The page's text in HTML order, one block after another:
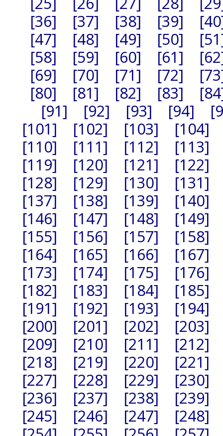
[36]
[37] [38] [39]
[47]
[48] [49] [50]
[58]
[59] [60] [61]
[69]
[70] [71] [72]
[80]
[81] [82] [83]
[91]
[92] [93] [94]
[101]
[102] [103]
[104]
[110]
[111] [112]
[113]
[119]
[120] [121]
[122]
[128]
[129] [130]
[131]
[137]
[138] [139]
[140]
[146]
[147] [148]
[149]
[155]
[156] [157]
[158]
[164]
[165] [166]
[167]
[173]
[174] [175]
[176]
[182]
[183] [184]
[185]
[191]
[192] [193]
[194]
[200]
[201] [202]
[203]
[209]
[210] [211]
[212]
[218]
[219] [220]
[221]
[227]
[228] [229]
[230]
[236]
[237] [238]
[239]
[245]
[246] [247]
[248]